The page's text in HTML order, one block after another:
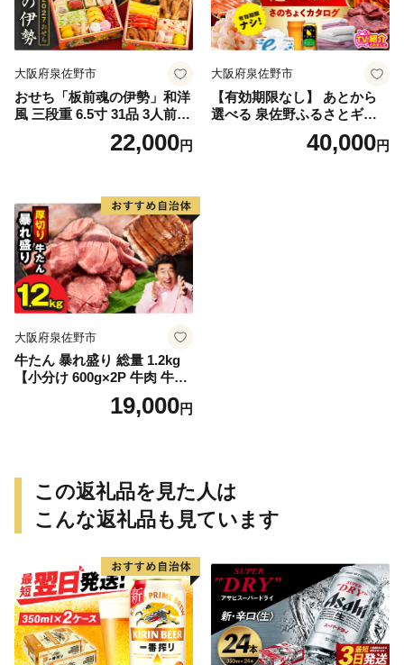
大阪府泉佐野市
おせち「板前魂の伊勢」和洋
風 三段重 6.5寸 31品 3人前
【1位獲得 おせち料理 板前魂
贅沢おせち お節 惣菜 冷凍 先
22,000円
大阪府泉佐野市
【有効期限なし】 あとから
選べる 泉佐野ふるさとギフ
ト（寄附40,000円コース）
【4000品以上掲載 高評価 カ
40,000円
大阪府泉佐野市
牛たん 暴れ盛り 総量 1.2kg
【小分け 600g×2P 牛肉 牛タ
ン 牛たん 厚切り牛タン 焼肉
BBQ キャンプ 焼くだけ 簡単
19,000円
この返礼品を見た人は
こんな返礼品も見ています